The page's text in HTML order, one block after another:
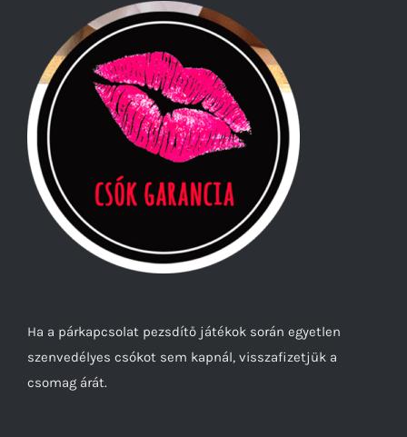
Ha a párkapcsolat pezsdítő játékok során egyetlen
szenvedélyes csókot sem kapnál, visszafizetjük a
csomag árát.